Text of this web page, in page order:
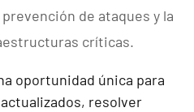
de ataques y la
críticas.
oportunidad única para
resolver